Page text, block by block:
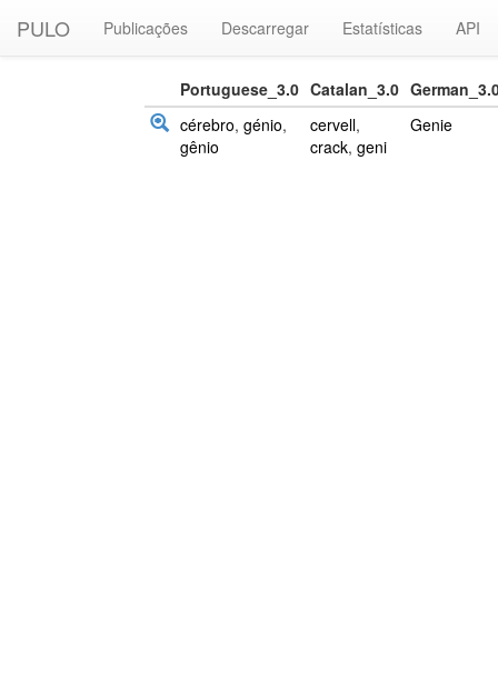
PULO Publicações Descarregar Estatísticas API
Portuguese_3.0 Catalan_3.0
cérebro, génio,
gênio
cervell,
crack, geni
Genie